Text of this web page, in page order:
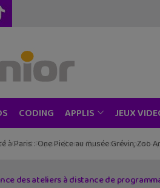
CODING APPLIS JEUX
à Paris : One Piece au musée Grévin, Zoo
des ateliers à distance de